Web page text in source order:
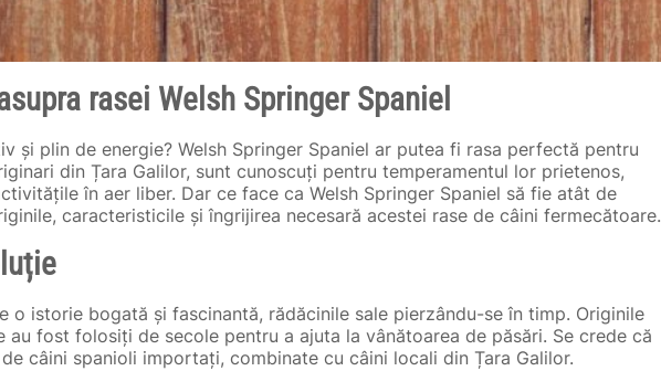
rasei Welsh Springer Spaniel
și plin de energie? Welsh Springer Spaniel ar putea fi rasa perfectă pentru
din Țara Galilor, sunt cunoscuți pentru temperamentul lor prietenos,
în aer liber. Dar ce face ca Welsh Springer Spaniel să fie atât de
caracteristicile și îngrijirea necesară acestei rase de câini fermecătoare.
o istorie bogată și fascinantă, rădăcinile sale pierzându-se în timp. Originile
au fost folosiți de secole pentru a ajuta la vânătoarea de păsări. Se crede că
câini spanioli importați, combinate cu câini locali din Țara Galilor.